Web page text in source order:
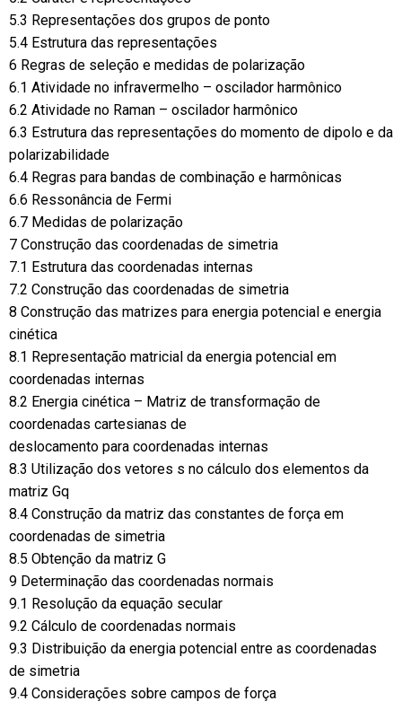
5.3 Representações dos grupos de ponto
5.4 Estrutura das representações
6 Regras de seleção e medidas de polarização
6.1 Atividade no infravermelho – oscilador harmônico
6.2 Atividade no Raman – oscilador harmônico
6.3 Estrutura das representações do momento de dipolo e da
polarizabilidade
6.4 Regras para bandas de combinação e harmônicas
6.6 Ressonância de Fermi
6.7 Medidas de polarização
7 Construção das coordenadas de simetria
7.1 Estrutura das coordenadas internas
7.2 Construção das coordenadas de simetria
8 Construção das matrizes para energia potencial e energia
cinética
8.1 Representação matricial da energia potencial em
coordenadas internas
8.2 Energia cinética – Matriz de transformação de
coordenadas cartesianas de
deslocamento para coordenadas internas
8.3 Utilização dos vetores s no cálculo dos elementos da
matriz Gq
8.4 Construção da matriz das constantes de força em
coordenadas de simetria
8.5 Obtenção da matriz G
9 Determinação das coordenadas normais
9.1 Resolução da equação secular
9.2 Cálculo de coordenadas normais
9.3 Distribuição da energia potencial entre as coordenadas
de simetria
9.4 Considerações sobre campos de força